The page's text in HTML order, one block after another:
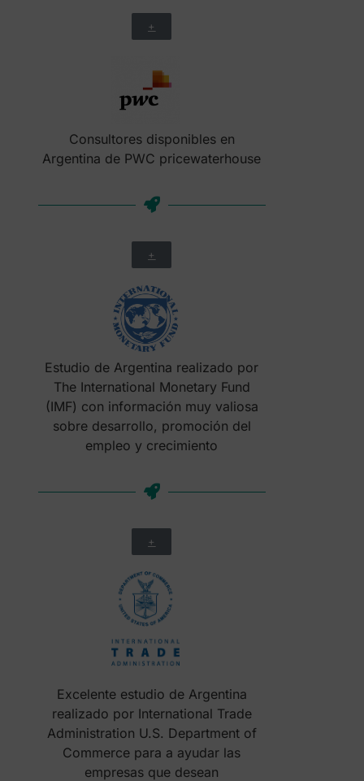
+
Consultores disponibles en
Argentina de PWC pricewaterhouse
+
Estudio de Argentina realizado por
The International Monetary Fund
(IMF) con información muy valiosa
sobre desarrollo, promoción del
empleo y crecimiento
+
Excelente estudio de Argentina
realizado por International Trade
Administration U.S. Department of
Commerce para a ayudar las
empresas que desean